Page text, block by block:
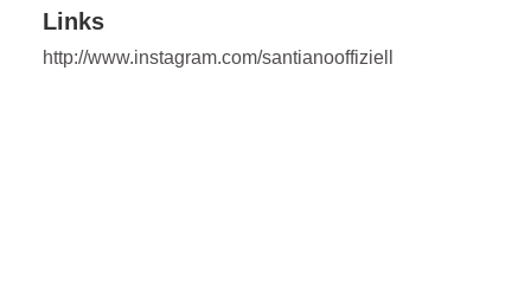
Links
http://www.instagram.com/santianooffiziell